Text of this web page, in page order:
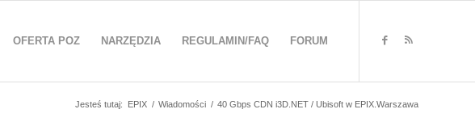
OFERTA POZ NARZĘDZIA REGULAMIN/FAQ FORUM
Jesteś tutaj: EPIX / Wiadomości / 40 Gbps CDN i3D.NET / Ubisoft w EPIX.Warszawa